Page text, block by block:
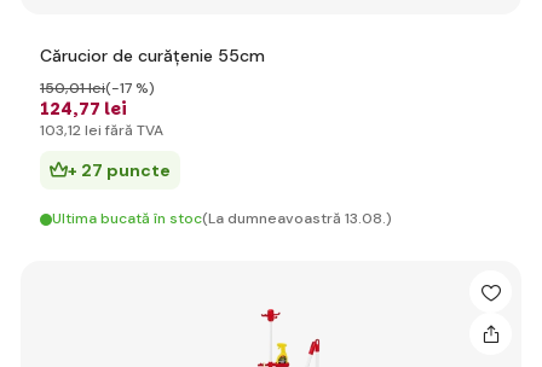
Cărucior de curățenie 55cm
124,77 lei
150,01 lei(-17 %)
103,12 lei fără TVA
+ 27 puncte
Ultima bucată în stoc(La dumneavoastră 13.08.)